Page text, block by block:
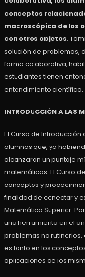
conceptos
macroscópica de los
con otros objetos.
solución de problemas,
forma colaborativa,
estudiantes tienen
entendimiento
INTRODUCCIÓN A LAS
El Curso de
alumnos que, ya
alcanzaron un puntaje
matemáticas. El Curso
conceptos y
finalidad de conectar y
Matemática Superior.
una herramienta en el
problemas no rutinarios,
es tanto en los
aplicaciones de los